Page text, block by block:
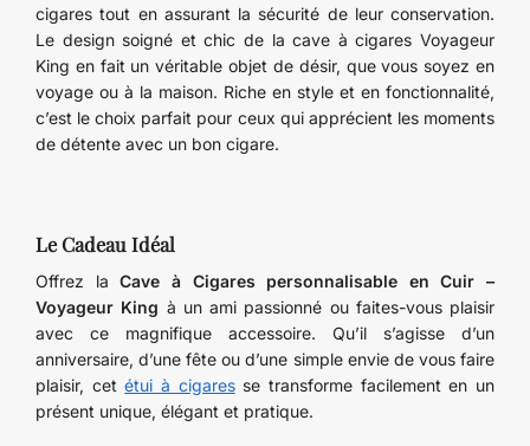
cigares tout en assurant la sécurité de leur conservation.
Le design soigné et chic de la cave à cigares Voyageur
King en fait un véritable objet de désir, que vous soyez en
voyage ou à la maison. Riche en style et en fonctionnalité,
c’est le choix parfait pour ceux qui apprécient les moments
de détente avec un bon cigare.
Le Cadeau Idéal
Offrez laCave à Cigares personnalisable en Cuir –
Voyageur King à un ami passionné ou faites-vous plaisir
avec ce magnifique accessoire. Qu’il s’agisse d’un
anniversaire, d’une fête ou d’une simple envie de vous faire
plaisir, cetétui à cigaresse transforme facilement en un
présent unique, élégant et pratique.